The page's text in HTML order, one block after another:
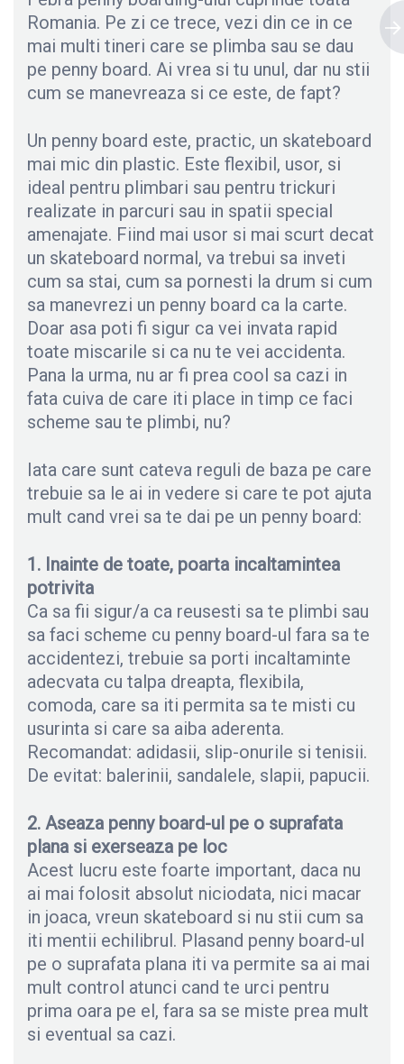
Romania. Pe zi ce trece, vezi din ce in ce
mai multi tineri care se plimba sau se dau
pe penny board. Ai vrea si tu unul, dar nu stii
cum se manevreaza si ce este, de fapt?
Un penny board este, practic, un skateboard
mai mic din plastic. Este flexibil, usor, si
ideal pentru plimbari sau pentru trickuri
realizate in parcuri sau in spatii special
amenajate. Fiind mai usor si mai scurt decat
un skateboard normal, va trebui sa inveti
cum sa stai, cum sa pornesti la drum si cum
sa manevrezi un penny board ca la carte.
Doar asa poti fi sigur ca vei invata rapid
toate miscarile si ca nu te vei accidenta.
Pana la urma, nu ar fi prea cool sa cazi in
fata cuiva de care iti place in timp ce faci
scheme sau te plimbi, nu?
Iata care sunt cateva reguli de baza pe care
trebuie sa le ai in vedere si care te pot ajuta
mult cand vrei sa te dai pe un penny board:
1. Inainte de toate, poarta incaltamintea
potrivita
Ca sa fii sigur/a ca reusesti sa te plimbi sau
sa faci scheme cu penny board-ul fara sa te
accidentezi, trebuie sa porti incaltaminte
adecvata cu talpa dreapta, flexibila,
comoda, care sa iti permita sa te misti cu
usurinta si care sa aiba aderenta.
Recomandat: adidasii, slip-onurile si tenisii.
De evitat: balerinii, sandalele, slapii, papucii.
2. Aseaza penny board-ul pe o suprafata
plana si exerseaza pe loc
Acest lucru este foarte important, daca nu
ai mai folosit absolut niciodata, nici macar
in joaca, vreun skateboard si nu stii cum sa
iti mentii echilibrul. Plasand penny board-ul
pe o suprafata plana iti va permite sa ai mai
mult control atunci cand te urci pentru
prima oara pe el, fara sa se miste prea mult
si eventual sa cazi.